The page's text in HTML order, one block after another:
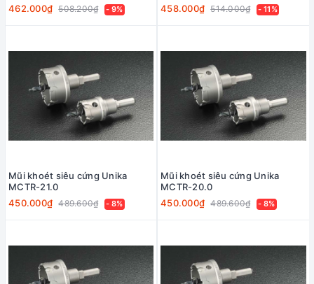
462.000₫ 508.200₫ - 9%
458.000₫ 514.000₫ - 11%
Mũi khoét siêu cứng Unika
MCTR-21.0
450.000₫ 489.600₫ - 8%
Mũi khoét siêu cứng Unika
MCTR-20.0
450.000₫ 489.600₫ - 8%